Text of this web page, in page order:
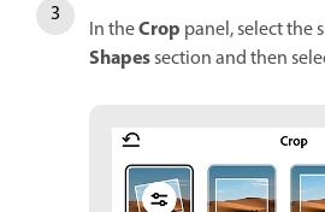
In theCrop panel, select the
Shapessection and then